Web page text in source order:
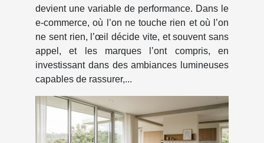
devient une variable de performance. Dans le
e-commerce, où l’on ne touche rien et où l’on
ne sent rien, l’œil décide vite, et souvent sans
appel, et les marques l’ont compris, en
investissant dans des ambiances lumineuses
capables de rassurer,...